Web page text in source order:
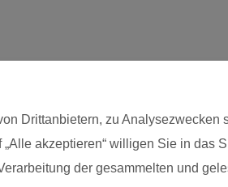
Drittanbietern, zu Analysezwecken
akzeptieren“ willigen Sie in das
der gesammelten und